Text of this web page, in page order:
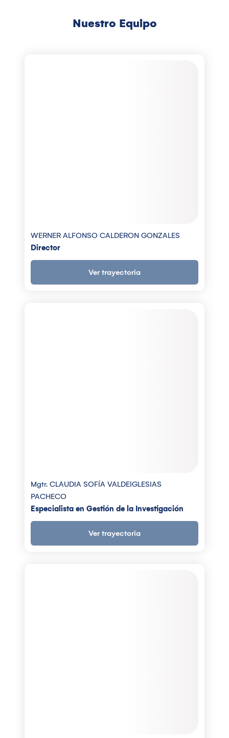
Nuestro Equipo
WERNER ALFONSO CALDERON GONZALES
Director
Ver trayectoria
Mgtr. CLAUDIA SOFÍA VALDEIGLESIAS
PACHECO
Especialista en Gestión de la Investigación
Ver trayectoria